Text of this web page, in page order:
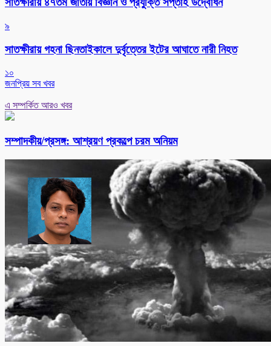
৯
সাতক্ষীরায় গহনা ছিনতাইকালে দুর্বৃত্তের ইটের আঘাতে নারী নিহত
১০
জনপ্রিয় সব খবর
এ সম্পর্কিত আরও খবর
সম্পাদকীয়/প্রসঙ্গ: আশ্রয়ণ প্রকল্পে চরম অনিয়ম